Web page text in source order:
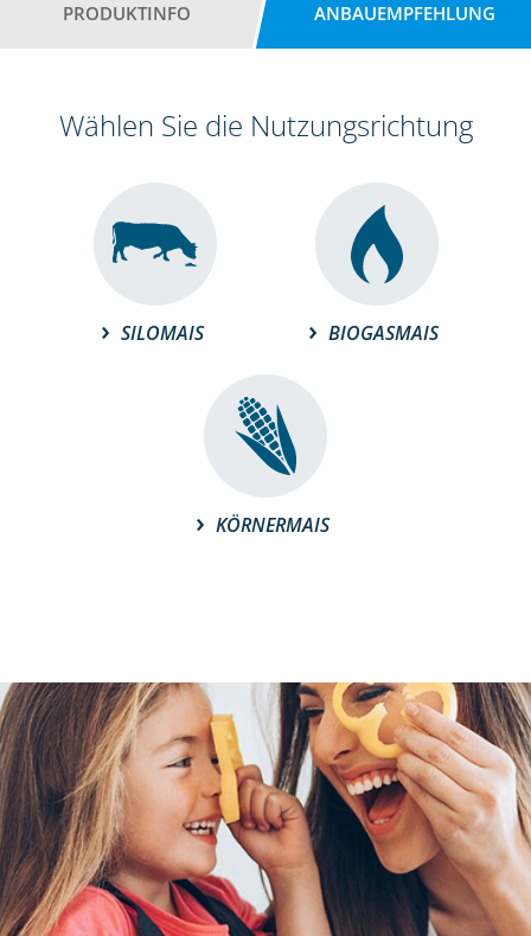
PRODUKTINFO ANBAUEMPFEHLUNG
Wählen Sie die Nutzungsrichtung
SILOMAIS BIOGASMAIS
KÖRNERMAIS